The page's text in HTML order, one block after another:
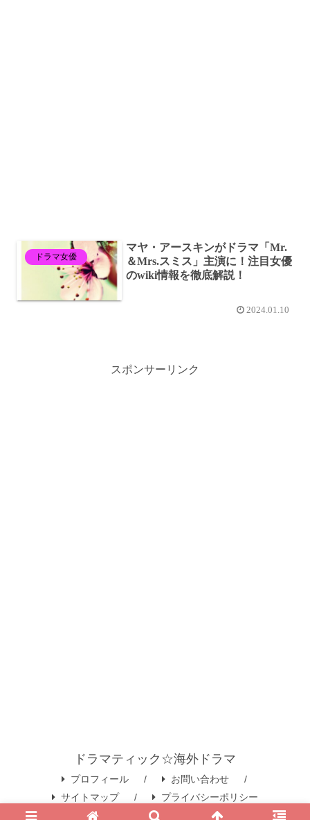
ドラマ女優
マヤ・アースキンがドラマ「Mr.
＆Mrs.スミス」主演に！注目女優
のwiki情報を徹底解説！
2024.01.10
スポンサーリンク
ドラマティック☆海外ドラマ
プロフィール
お問い合わせ
サイトマップ
プライバシーポリシー